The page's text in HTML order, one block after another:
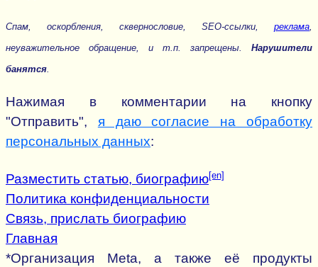
Спам, оскорбления, сквернословие, SEO-ссылки, реклама
неуважительное обращение, и т.п. запрещены. Нарушители
банятся
Нажимая в комментарии на кнопку
"Отправить", я даю согласие на обработку
персональных данных:
Разместить статью, биографию[en]
Политика конфиденциальности
Связь, прислать биографию
Главная
*Организация Meta, а также её продукты